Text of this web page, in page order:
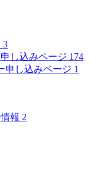
3
し込みページ 174
申し込みページ 1
報 2